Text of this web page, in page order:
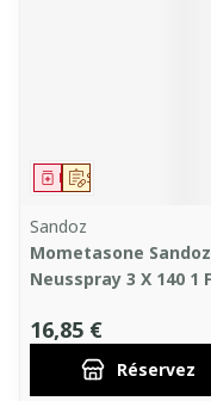
Sur prescription
Médicament
Sandoz
Mometasone Sandoz
Neusspray 3 X 140 1
16,85 €
Réservez